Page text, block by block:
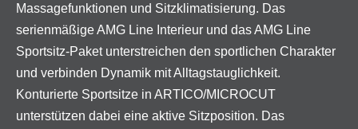
Massagefunktionen und Sitzklimatisierung. Das
serienmäßige AMG Line Interieur und das AMG Line
Sportsitz-Paket unterstreichen den sportlichen Charakter
und verbinden Dynamik mit Alltagstauglichkeit.
Konturierte Sportsitze in ARTICO/MICROCUT
unterstützen dabei eine aktive Sitzposition. Das